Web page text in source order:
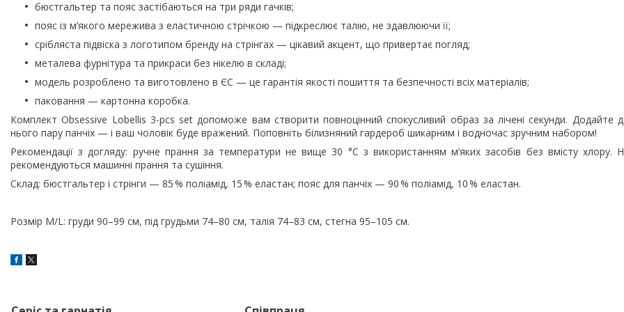
бюстгальтер та пояс застібаються на три ряди гачків;
пояс із м’якого мережива з еластичною стрічкою — підкреслює талію, не здавлюючи її;
срібляста підвіска з логотипом бренду на стрінгах — цікавий акцент, що привертає погляд;
металева фурнітура та прикраси без нікелю в складі;
модель розроблено та виготовлено в ЄС — це гарантія якості пошиття та безпечності всіх матеріалів;
паковання — картонна коробка.
Комплект Obsessive Lobellis 3-pcs set допоможе вам створити повноцінний спокусливий образ за лічені секунди. Додайте
нього пару панчіх — і ваш чоловік буде вражений. Поповніть білизняний гардероб шикарним і водночас зручним набором!
Рекомендації з догляду: ручне прання за температури не вище 30 °C з використанням м’яких засобів без вмісту хлору.
рекомендуються машинні прання та сушіння.
Склад: бюстгальтер і стрінги — 85 % поліамід, 15 % еластан; пояс для панчіх — 90 % поліамід, 10 % еластан.
Розмір M/L: груди 90–99 см, під грудьми 74–80 см, талія 74–83 см, стегна 95–105 см.